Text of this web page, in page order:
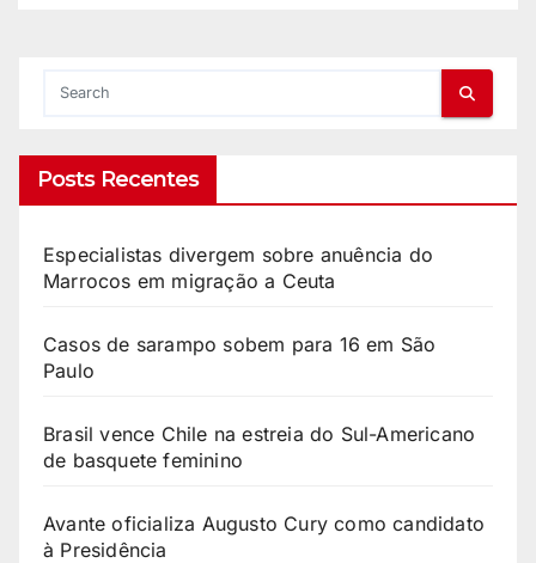
Posts Recentes
Especialistas divergem sobre anuência do
Marrocos em migração a Ceuta
Casos de sarampo sobem para 16 em São
Paulo
Brasil vence Chile na estreia do Sul-Americano
de basquete feminino
Avante oficializa Augusto Cury como candidato
à Presidência